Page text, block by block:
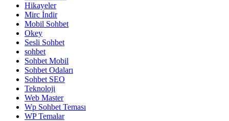
Hikayeler
Mirc İndir
Mobil Sohbet
Okey
Sesli Sohbet
sohbet
Sohbet Mobil
Sohbet Odaları
Sohbet SEO
Teknoloji
Web Master
Wp Sohbet Teması
WP Temalar